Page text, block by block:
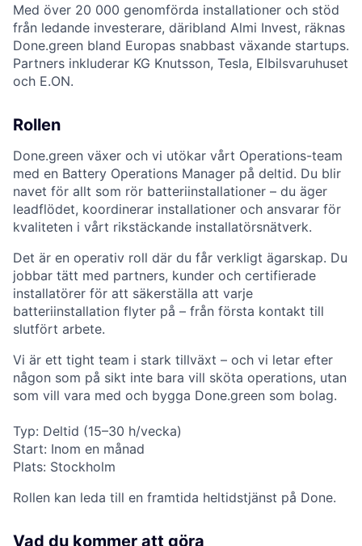
Med över 20 000 genomförda installationer och stöd
från ledande investerare, däribland Almi Invest, räknas
Done.green bland Europas snabbast växande startups.
Partners inkluderar KG Knutsson, Tesla, Elbilsvaruhuset
och E.ON.
Rollen
Done.green växer och vi utökar vårt Operations-team
med en Battery Operations Manager på deltid. Du blir
navet för allt som rör batteriinstallationer – du äger
leadflödet, koordinerar installationer och ansvarar för
kvaliteten i vårt rikstäckande installatörsnätverk.
Det är en operativ roll där du får verkligt ägarskap. Du
jobbar tätt med partners, kunder och certifierade
installatörer för att säkerställa att varje
batteriinstallation flyter på – från första kontakt till
slutfört arbete.
Vi är ett tight team i stark tillväxt – och vi letar efter
någon som på sikt inte bara vill sköta operations, utan
som vill vara med och bygga Done.green som bolag.
Typ: Deltid (15–30 h/vecka)
Start: Inom en månad
Plats: Stockholm
Rollen kan leda till en framtida heltidstjänst på Done.
Vad du kommer att göra